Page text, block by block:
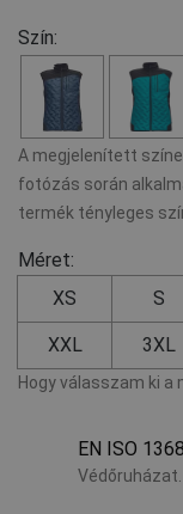
Szín:
A megjelenített
fotózás során
termék tényleges
Méret:
XS
S
XXL 3XL
Hogy válasszam ki
EN ISO